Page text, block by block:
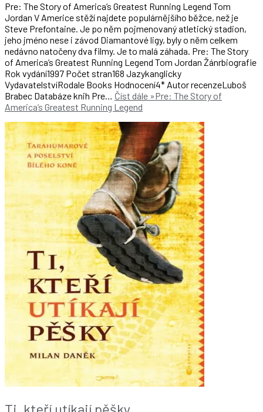
Pre: The Story of America’s Greatest Running Legend Tom
Jordan V Americe stěží najdete populárnějšího běžce, než je
Steve Prefontaine. Je po něm pojmenovaný atletický stadion,
jeho jméno nese i závod Diamantové ligy, byly o něm celkem
nedávno natočeny dva filmy. Je to malá záhada. Pre: The Story
of America’s Greatest Running Legend Tom Jordan Žánrbiografie
Rok vydání1997 Počet stran168 Jazykanglicky
VydavatelstvíRodale Books Hodnocení4* Autor recenzeLuboš
Brabec Databáze knih Pre… Číst dále »Pre: The Story of
America’s Greatest Running Legend